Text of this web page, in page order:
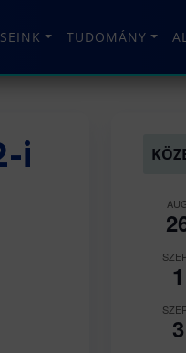
TUDOMÁNY
i
1
3